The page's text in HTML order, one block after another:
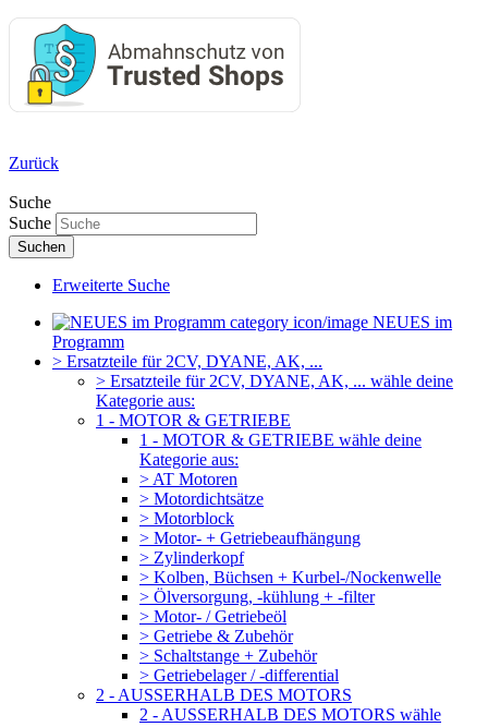
Zurück
Suche
Suche
Suchen
Erweiterte Suche
NEUES im
Programm
> Ersatzteile für 2CV, DYANE, AK, ...
> Ersatzteile für 2CV, DYANE, AK, ... wähle deine
Kategorie aus:
1 - MOTOR & GETRIEBE
1 - MOTOR & GETRIEBE wähle deine
Kategorie aus:
> AT Motoren
> Motordichtsätze
> Motorblock
> Motor- + Getriebeaufhängung
> Zylinderkopf
> Kolben, Büchsen + Kurbel-/Nockenwelle
> Ölversorgung, -kühlung + -filter
> Motor- / Getriebeöl
> Getriebe & Zubehör
> Schaltstange + Zubehör
> Getriebelager / -differential
2 - AUSSERHALB DES MOTORS
2 - AUSSERHALB DES MOTORS wähle